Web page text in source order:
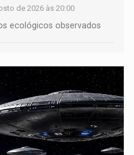
de 2026 às 20:00
ecológicos observados